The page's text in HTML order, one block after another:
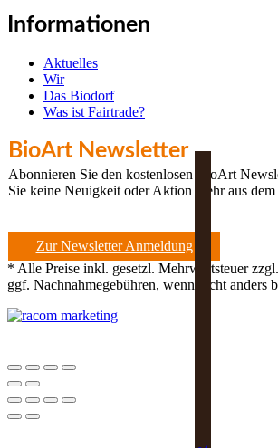
Informationen
Aktuelles
Wir
Das Biodorf
Was ist Fairtrade?
BioArt Newsletter
Abonnieren Sie den kostenlosen BioArt
Sie keine Neuigkeit oder Aktion mehr aus
Zur Newsletter Anmeldung
* Alle Preise inkl. gesetzl. Mehrwertsteuer
ggf. Nachnahmegebühren, wenn nicht anders